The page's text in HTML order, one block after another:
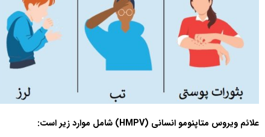
علائم ویروس متاپنومو انسانی (HMPV) شامل موارد زیر است: